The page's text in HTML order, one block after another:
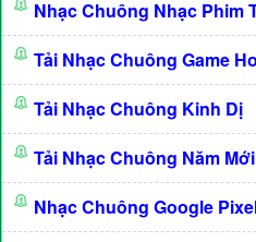
Nhạc Chuông Nhạc Phim
Tải Nhạc Chuông Game
Tải Nhạc Chuông Kinh Dị
Tải Nhạc Chuông Năm
Nhạc Chuông Google